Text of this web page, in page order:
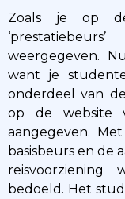
Zoals je op
weergegeven.
want je
onderdeel van
op de website
aangegeven.
basisbeurs en de
reisvoorziening
bedoeld. Het